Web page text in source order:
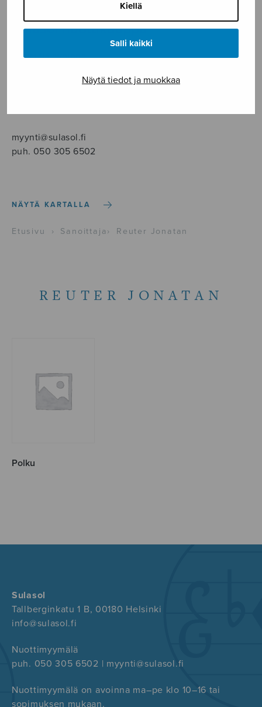
Kiellä
Salli kaikki
Näytä tiedot ja muokkaa
Sulasol nuottikauppa
Myymälä avoinna
myynti@sulasol.fi
puh. 050 305 6502
NÄYTÄ KARTALLA
Etusivu › Sanoittaja › Reuter Jonatan
REUTER JONATAN
Polku
Sulasol
Tallberginkatu 1 B, 00180 Helsinki
info@sulasol.fi
Nuottimyymälä
puh. 050 305 6502 | myynti@sulasol.fi
Nuottimyymälä on avoinna ma–pe klo 10–16 tai
sopimuksen mukaan.